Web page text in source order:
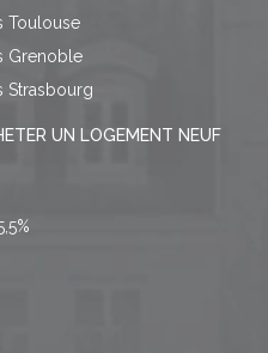
Toulouse
Grenoble
Strasbourg
UN LOGEMENT NEUF